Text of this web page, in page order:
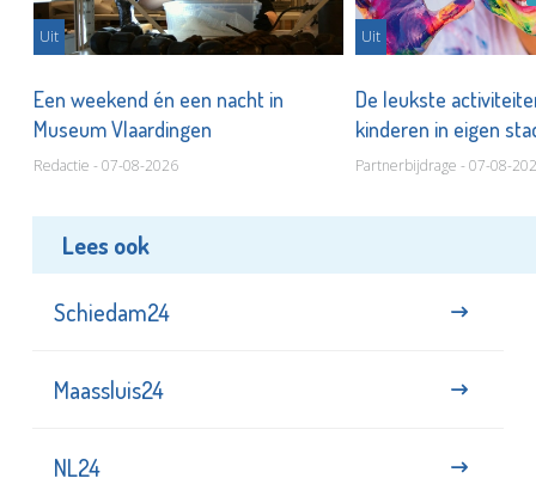
Uit
Een weekend én een nacht in
Museum Vlaardingen
Redactie - 07-08-2026
Uit
De leukste
kinderen in eigen
Partnerbijdrage - 07-08-
Lees ook
Schiedam24
Maassluis24
NL24